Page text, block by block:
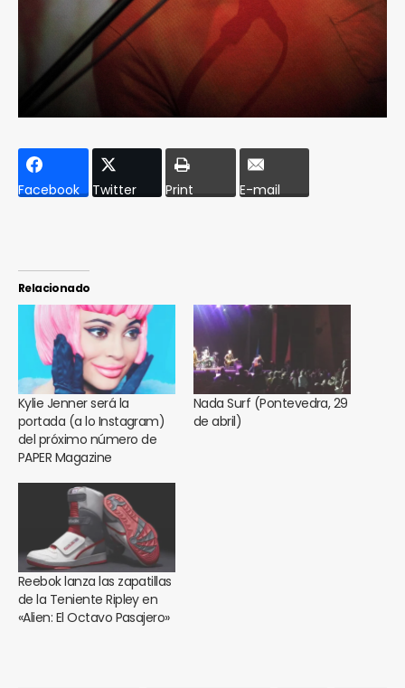
Facebook Twitter Print E-mail
Relacionado
Kylie Jenner será la
portada (a lo Instagram)
del próximo número de
PAPER Magazine
Nada Surf (Pontevedra, 29
de abril)
Reebok lanza las zapatillas
de la Teniente Ripley en
«Alien: El Octavo Pasajero»